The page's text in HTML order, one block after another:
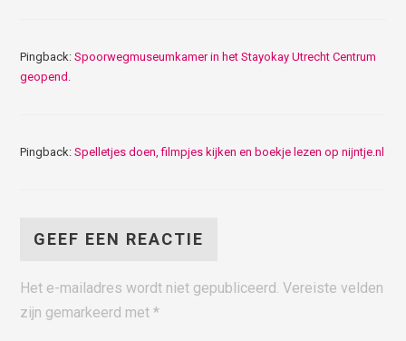
Pingback:Spoorwegmuseumkamer in het Stayokay Utrecht Centrum
geopend.
Pingback:Spelletjes doen, filmpjes kijken en boekje lezen op nijntje.nl
GEEF EEN REACTIE
Het e-mailadres wordt niet gepubliceerd. Vereiste velden
zijn gemarkeerd met*